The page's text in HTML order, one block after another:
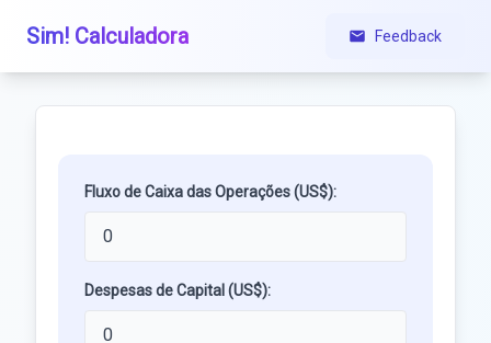
Sim! Calculadora Feedback
Fluxo de Caixa das Operações (US$):
Despesas de Capital (US$):